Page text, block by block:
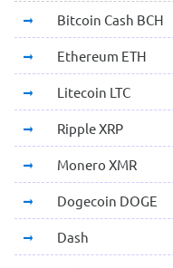
Bitcoin Cash BCH
Ethereum ETH
Litecoin LTC
Ripple XRP
Monero XMR
Dogecoin DOGE
Dash